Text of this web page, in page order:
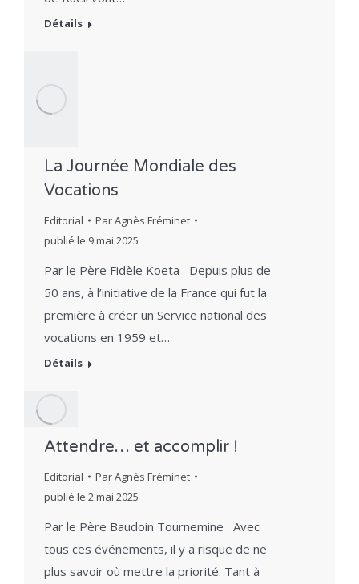
Détails
La Journée Mondiale des
Vocations
Editorial ParAgnès Fréminet
publié le 9 mai 2025
Par le Père Fidèle Koeta Depuis plus de
50 ans, à l’initiative de la France qui fut la
première à créer un Service national des
vocations en 1959 et…
Détails
Attendre… et accomplir !
Editorial ParAgnès Fréminet
publié le 2 mai 2025
Par le Père Baudoin Tournemine Avec
tous ces événements, il y a risque de ne
plus savoir où mettre la priorité. Tant à